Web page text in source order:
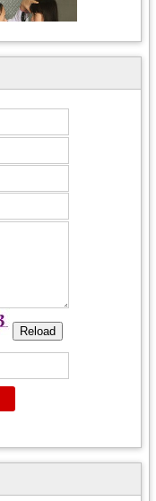
hướng dẫn
nghiệp, tận tình